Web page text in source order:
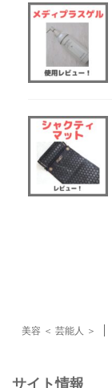
美容 ＜ 芸能人 ＞
サイト情報